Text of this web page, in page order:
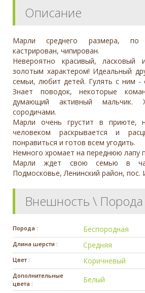
Описание
Марли среднего размера, по
кастрирован, чипирован.
Невероятно красивый,
золотым характером! Идеальный
семьи, любит детей. Гулять с ним -
Знает поводок, некоторые
думающий активный
сородичами.
Марли очень грустит в приюте,
человеком раскрывается и
понравиться и готов всем угодить.
Немного хромает на переднюю лапу
Марли ждет свою семью в
Подмосковье, Ленинский район, пос.
Внешность \ Порода
Порода : Беспородная
Длина шерсти : Средняя
Цвет : Коричневый
Дополнительные
цвета :
Белый